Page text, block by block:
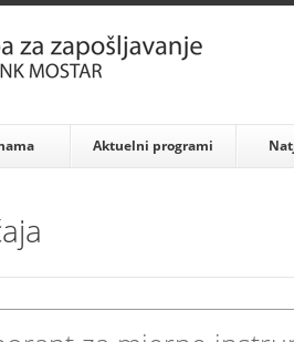
Aktuelni programi